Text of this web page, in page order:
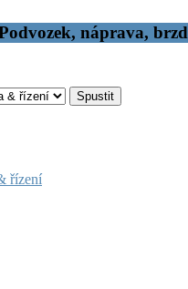
náprava,
řízení